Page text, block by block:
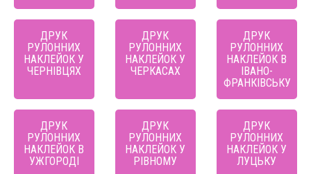
ДРУК
РУЛОННИХ
НАКЛЕЙОК У
ЧЕРНІВЦЯХ
ДРУК
РУЛОННИХ
НАКЛЕЙОК У
ЧЕРКАСАХ
ДРУК
РУЛОННИХ
НАКЛЕЙОК В
ІВАНО-
ФРАНКІВСЬКУ
ДРУК
РУЛОННИХ
НАКЛЕЙОК В
УЖГОРОДІ
ДРУК
РУЛОННИХ
НАКЛЕЙОК У
РІВНОМУ
ДРУК
РУЛОННИХ
НАКЛЕЙОК У
ЛУЦЬКУ